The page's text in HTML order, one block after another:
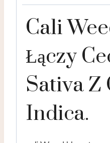
Cali
Łączy
Sativa Z
Indica.